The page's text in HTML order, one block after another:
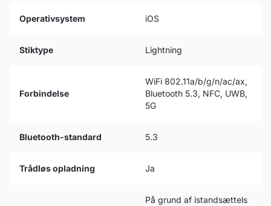
Operativsystem iOS
Stiktype Lightning
Forbindelse
WiFi 802.11a/b/g/n/ac/ax,
Bluetooth 5.3, NFC, UWB,
5G
Bluetooth-standard 5.3
Trådløs opladning Ja
På grund af istandsættels